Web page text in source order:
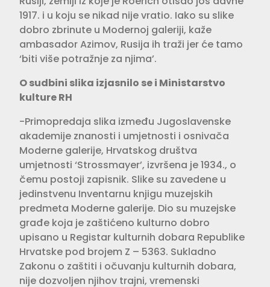
1917. i u koju se nikad nije vratio. Iako su slike
dobro zbrinute u Modernoj galeriji, kaže
ambasador Azimov, Rusija ih traži jer će tamo
‘biti više potražnje za njima’.
O sudbini slika izjasnilo se i Ministarstvo
kulture RH
-Primopredaja slika između Jugoslavenske
akademije znanosti i umjetnosti i osnivača
Moderne galerije, Hrvatskog društva
umjetnosti ‘Strossmayer’, izvršena je 1934., o
čemu postoji zapisnik. Slike su zavedene u
jedinstvenu Inventarnu knjigu muzejskih
predmeta Moderne galerije. Dio su muzejske
građe koja je zaštićeno kulturno dobro
upisano u Registar kulturnih dobara Republike
Hrvatske pod brojem Z – 5363. Sukladno
Zakonu o zaštiti i očuvanju kulturnih dobara,
nije dozvoljen njihov trajni, vremenski